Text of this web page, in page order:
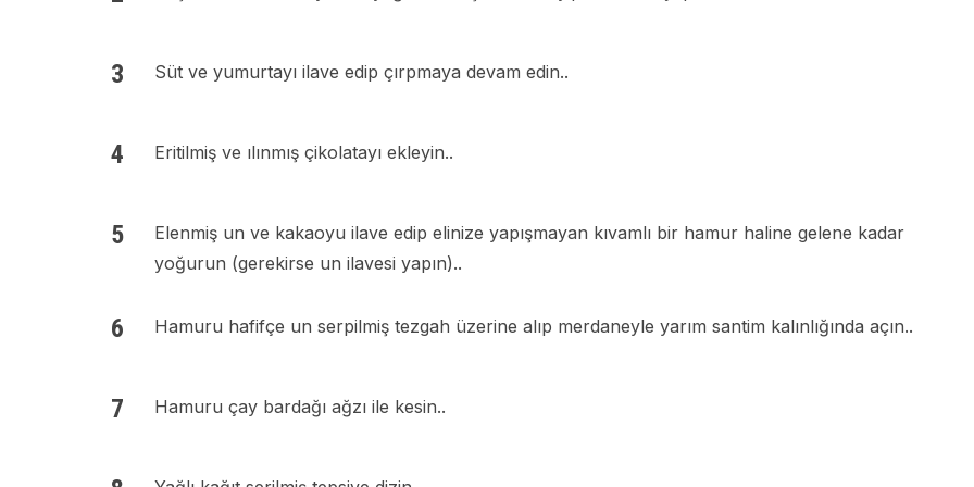
Süt ve yumurtayı ilave edip çırpmaya devam edin..
Eritilmiş ve ılınmış çikolatayı ekleyin..
Elenmiş un ve kakaoyu ilave edip elinize yapışmayan kıvamlı bir hamur haline gelene kadar
yoğurun (gerekirse un ilavesi yapın)..
Hamuru hafifçe un serpilmiş tezgah üzerine alıp merdaneyle yarım santim kalınlığında açın..
Hamuru çay bardağı ağzı ile kesin..